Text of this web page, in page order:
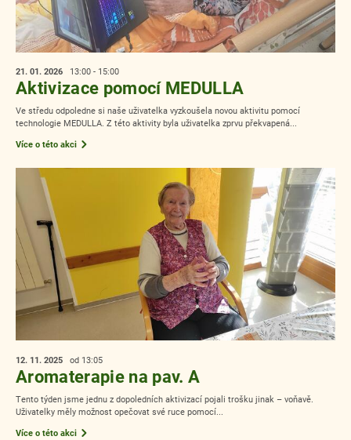
21. 01. 2026 13:00 - 15:00
Aktivizace pomocí MEDULLA
Ve středu odpoledne si naše uživatelka vyzkoušela novou aktivitu pomocí
technologie MEDULLA. Z této aktivity byla uživatelka zprvu překvapená...
Více o této akci
12. 11. 2025 od 13:05
Aromaterapie na pav. A
Tento týden jsme jednu z dopoledních aktivizací pojali trošku jinak – voňavě.
Uživatelky měly možnost opečovat své ruce pomocí...
Více o této akci